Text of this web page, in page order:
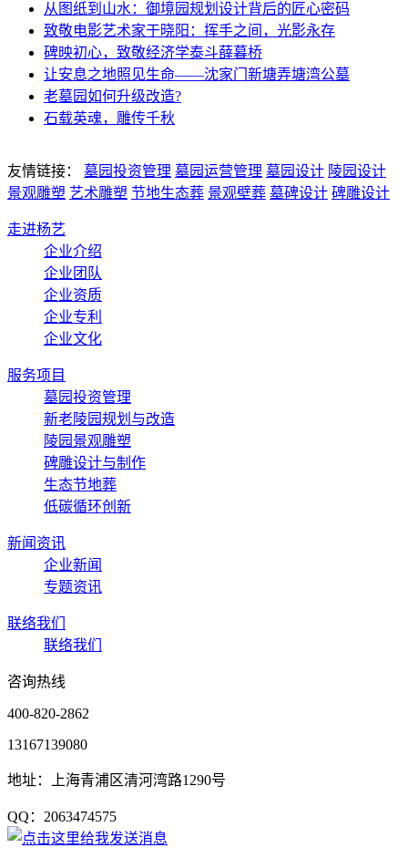
从图纸到山水：御境园规划设计背后的匠心密码
致敬电影艺术家于晓阳：挥手之间，光影永存
碑映初心，致敬经济学泰斗薛暮桥
让安息之地照见生命——沈家门新塘弄塘湾公墓
老墓园如何升级改造?
石载英魂，雕传千秋
友情链接： 墓园投资管理 墓园运营管理 墓园设计 陵园设计
景观雕塑 艺术雕塑 节地生态葬 景观壁葬 墓碑设计 碑雕设计
走进杨艺
企业介绍
企业团队
企业资质
企业专利
企业文化
服务项目
墓园投资管理
新老陵园规划与改造
陵园景观雕塑
碑雕设计与制作
生态节地葬
低碳循环创新
新闻资讯
企业新闻
专题资讯
联络我们
联络我们
咨询热线
400-820-2862
13167139080
地址：上海青浦区清河湾路1290号
QQ：2063474575